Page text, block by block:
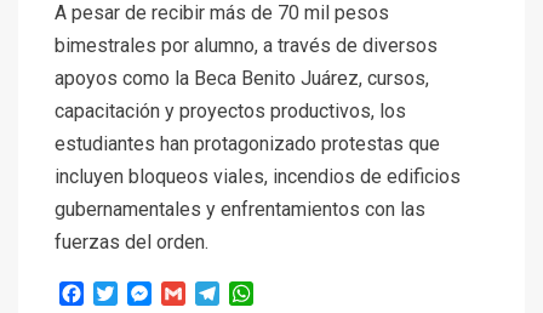
A pesar de recibir más de 70 mil pesos
bimestrales por alumno, a través de diversos
apoyos como la Beca Benito Juárez, cursos,
capacitación y proyectos productivos, los
estudiantes han protagonizado protestas que
incluyen bloqueos viales, incendios de edificios
gubernamentales y enfrentamientos con las
fuerzas del orden.
Facebook
TwitterMessenger
Gmail Telegram